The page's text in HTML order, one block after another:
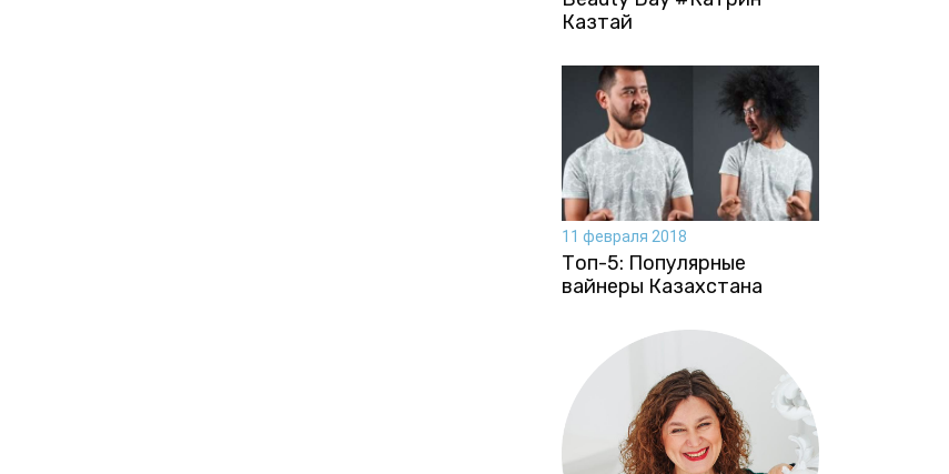
Казтай
11 февраля 2018
Топ-5: Популярные
вайнеры Казахстана